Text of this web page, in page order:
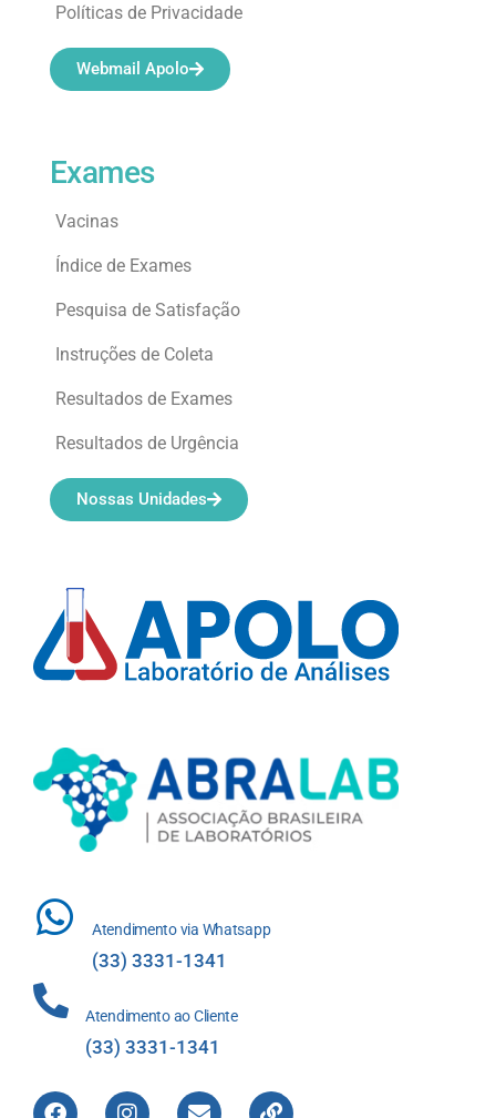
Atendimento via Whatsapp
(33) 3331-1341
Atendimento ao Cliente
(33) 3331-1341
Exames
Vacinas
Índice de Exames
Pesquisa de Satisfação
Instruções de Coleta
Resultados de Exames
Resultados de Urgência
Nossas Unidades
Políticas de Privacidade
Webmail Apolo